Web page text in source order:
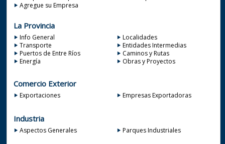
Agregue su Empresa
La Provincia
Info General
Localidades
Transporte
Entidades Intermedias
Puertos de Entre Ríos
Caminos y Rutas
Energía
Obras y Proyectos
Comercio Exterior
Exportaciones Empresas Exportadoras
Industria
Aspectos Generales Parques Industriales